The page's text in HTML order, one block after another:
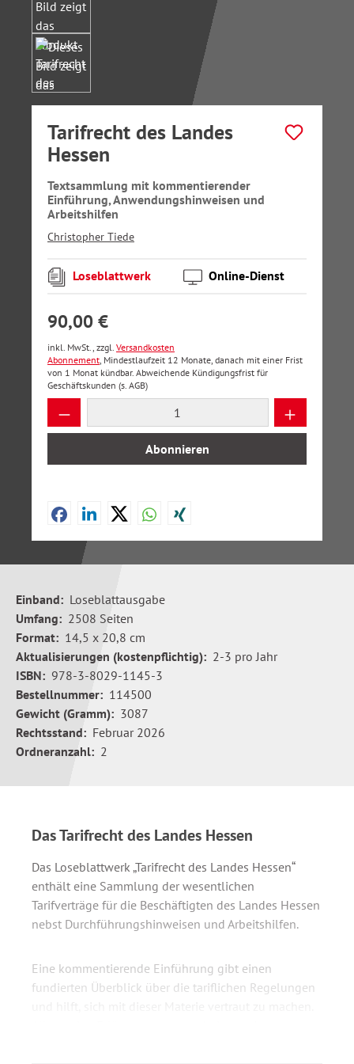
Tarifrecht des Landes
Hessen
Textsammlung mit kommentierender
Einführung, Anwendungshinweisen und
Arbeitshilfen
Christopher Tiede
Loseblattwerk Online-Dienst
90,00 €
inkl. MwSt., zzgl. Versandkosten
Abonnement, Mindestlaufzeit 12 Monate, danach mit einer Frist
von 1 Monat kündbar. Abweichende Kündigungsfrist für
Geschäftskunden (s. AGB)
Produkt Anzahl: Gib den gewünschten
Abonnieren
Einband: Loseblattausgabe
Umfang: 2508 Seiten
Format: 14,5 x 20,8 cm
Aktualisierungen (kostenpflichtig): 2-3 pro Jahr
ISBN: 978-3-8029-1145-3
Bestellnummer: 114500
Gewicht (Gramm): 3087
Rechtsstand: Februar 2026
Ordneranzahl: 2
Das Tarifrecht des Landes Hessen
Das Loseblattwerk „Tarifrecht des Landes Hessen“
enthält eine Sammlung der wesentlichen
Tarifverträge für die Beschäftigten des Landes Hessen
nebst Durchführungshinweisen und Arbeitshilfen.
Eine kommentierende Einführung gibt einen
fundierten Überblick über die tariflichen Regelungen